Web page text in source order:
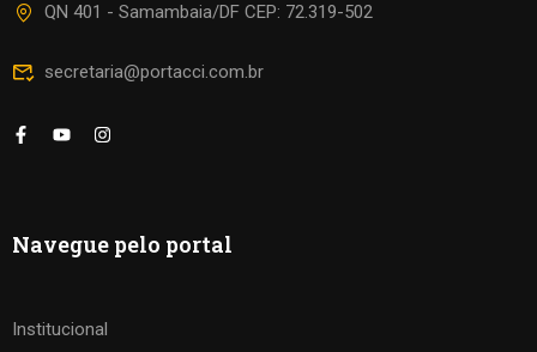
QN 401 - Samambaia/DF CEP: 72.319-502
secretaria@portacci.com.br
Navegue pelo portal
Institucional